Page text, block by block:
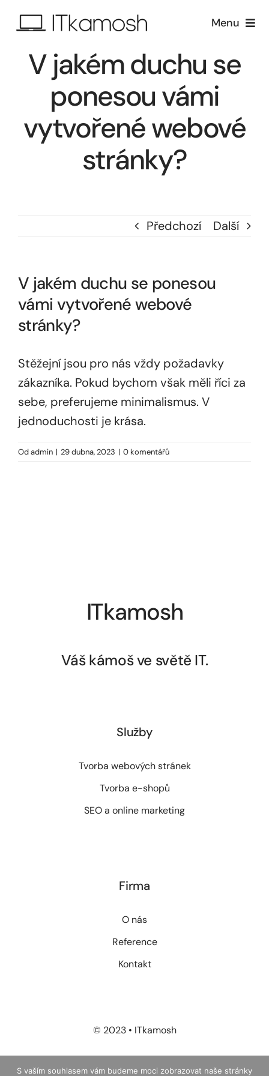
Menu
Úvod
Služby
Reference
O nás
V jakém duchu se
ponesou vámi
vytvořené webové
stránky?
Předchozí Další
V jakém duchu se ponesou
vámi vytvořené webové
stránky?
Stěžejní jsou pro nás vždy požadavky
zákazníka. Pokud bychom však měli říci za
sebe, preferujeme minimalismus. V
jednoduchosti je krása.
Odadmin | 29 dubna, 2023 | 0 komentářů
ITkamosh
Váš kámoš ve světě IT.
Služby
Tvorba webových stránek
Tvorba e-shopů
SEO a online marketing
Firma
O nás
Reference
Kontakt
© 2023 • ITkamosh
+420 736 166 572
S vaším souhlasem vám budeme moci zobrazovat naše stránky